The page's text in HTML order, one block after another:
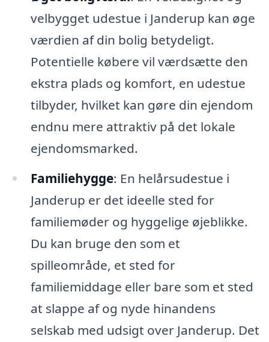
velbygget udestue i Janderup kan øge
værdien af din bolig betydeligt.
Potentielle købere vil værdsætte den
ekstra plads og komfort, en udestue
tilbyder, hvilket kan gøre din ejendom
endnu mere attraktiv på det lokale
ejendomsmarked.
Familiehygge: En helårsudestue i
Janderup er det ideelle sted for
familiemøder og hyggelige øjeblikke.
Du kan bruge den som et
spilleområde, et sted for
familiemiddage eller bare som et sted
at slappe af og nyde hinandens
selskab med udsigt over Janderup. Det